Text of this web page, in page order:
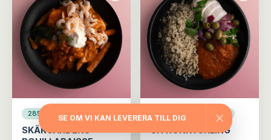
285 kcal/port Fisk
SKÄRGÅRDENS
411 kcal/port Fågel
CITRONKYCKLING
SE OM VI KAN LEVERERA TILL DIG